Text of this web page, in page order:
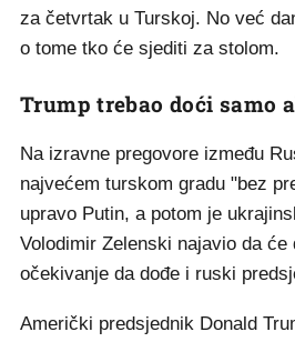
za četvrtak u Turskoj. No već
o tome tko će sjediti za stolom.
Trump trebao doći samo
Na izravne pregovore između
najvećem turskom gradu "bez
upravo Putin, a potom je
Volodimir Zelenski najavio da
očekivanje da dođe i ruski
Američki predsjednik Donald